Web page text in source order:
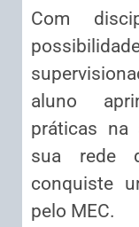
Com
aluno
práticas na
sua rede
conquiste
pelo MEC.